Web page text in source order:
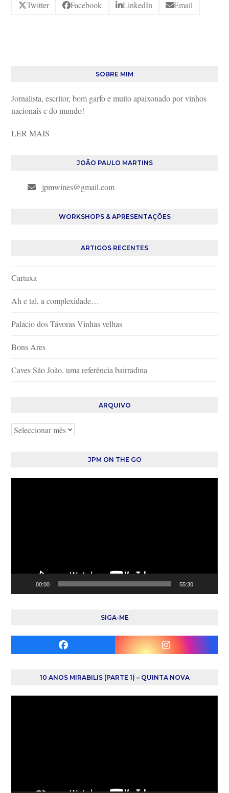
Twitter Facebook LinkedIn Email
SOBRE MIM
Jornalista, escritor, bom garfo e muito apaixonado por vinhos
nacionais e do mundo!
LER MAIS
JOÃO PAULO MARTINS
jpmwines@gmail.com
WORKSHOPS & APRESENTAÇÕES
ARTIGOS RECENTES
Cartuxa
Ah e tal, a complexidade…
Palácio dos Távoras Vinhas velhas
Bons Ares
Caves São João, uma referência bairradina
ARQUIVO
Arquivo
JPM ON THE GO
00:00 55:30
SIGA-ME
Facebook Instagram
10 ANOS MIRABILIS (PARTE 1) – QUINTA NOVA